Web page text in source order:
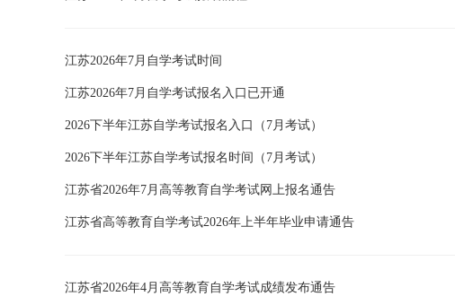
江苏2026年7月自学考试时间
江苏2026年7月自学考试报名入口已开通
2026下半年江苏自学考试报名入口（7月考试）
2026下半年江苏自学考试报名时间（7月考试）
江苏省2026年7月高等教育自学考试网上报名通告
江苏省高等教育自学考试2026年上半年毕业申请通告
江苏省2026年4月高等教育自学考试成绩发布通告